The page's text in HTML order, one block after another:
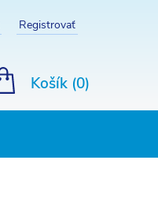
Registrovať
Košík (0)